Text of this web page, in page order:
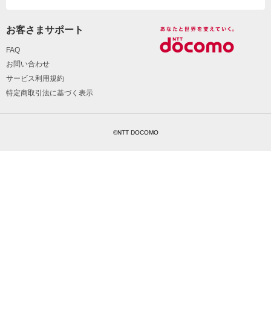
お客さまサポート
FAQ
お問い合わせ
サービス利用規約
特定商取引法に基づく表示
©NTT DOCOMO